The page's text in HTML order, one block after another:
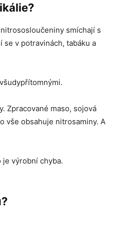
smíchají s
se v potravinách, tabáku a
Zpracované maso, sojová
vše obsahuje nitrosaminy. A
je výrobní chyba.